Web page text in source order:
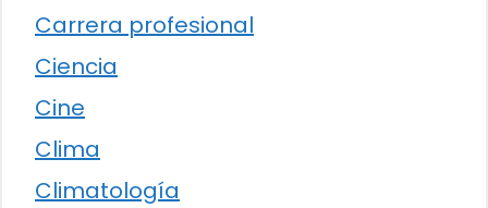
Carrera profesional
Ciencia
Cine
Clima
Climatología